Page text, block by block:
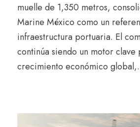
muelle de 1,350 metros,
Marine México como un
infraestructura portuaria. El
continúa siendo un motor clave
crecimiento económico